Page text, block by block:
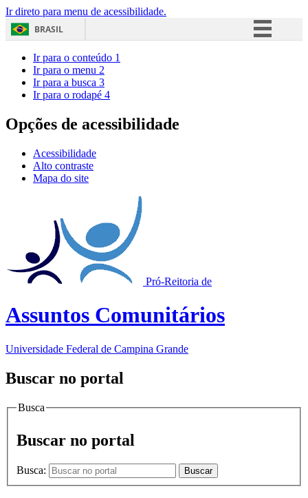
Ir direto para menu de acessibilidade.
BRASIL
Acesso à informação
Ir para o conteúdo 1
Ir para o menu 2
Ir para a busca 3
Ir para o rodapé 4
Opções de acessibilidade
Acessibilidade
Alto contraste
Mapa do site
Pró-Reitoria de
Assuntos Comunitários
Universidade Federal de Campina Grande
Buscar no portal
Busca
Buscar no portal
Busca: Buscar